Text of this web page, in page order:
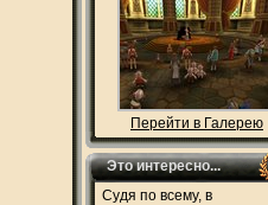
Перейти в Галерею
Это интересно...
Судя по всему, в